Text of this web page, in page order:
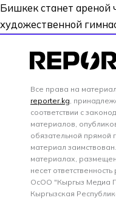
Бишкек станет ареной
художественной
Все права на
reporter.kg,
соответствии с
материалов,
обязательной прямой
материал
материалах,
несет
ОсОО "Кыргыз Медиа
Кыргызская